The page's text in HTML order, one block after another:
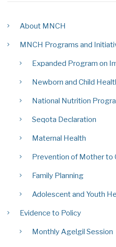
About MNCH
MNCH Programs and
Expanded Program on
Newborn and Child
National Nutrition
Seqota Declaration
Maternal Health
Prevention of Mother to
Family Planning
Adolescent and Youth
Evidence to Policy
Monthly Agelgil Session